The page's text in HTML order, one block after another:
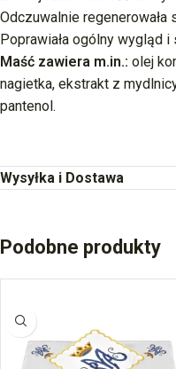
Odczuwalnie regenerowała
Poprawiała ogólny wygląd
Maść zawiera m.in.: olej
nagietka, ekstrakt z
pantenol.
Wysyłka i Dostawa
Podobne produkty